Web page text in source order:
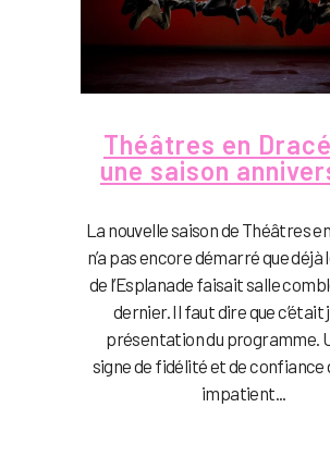
Théâtres en
une saison
La nouvelle saison de Théâtres
n’a pas encore démarré que
de l’Esplanade faisait salle
dernier. Il faut dire que c’était
présentation du programme.
signe de fidélité et de confiance
impatient...